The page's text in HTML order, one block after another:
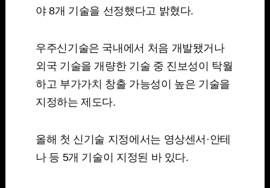
야 8개 기술을 선정했다고 밝혔다.
우주신기술은 국내에서 처음 개발됐거나
외국 기술을 개량한 기술 중 진보성이 탁월
하고 부가가치 창출 가능성이 높은 기술을
지정하는 제도다.
올해 첫 신기술 지정에서는 영상센서·안테
나 등 5개 기술이 지정된 바 있다.